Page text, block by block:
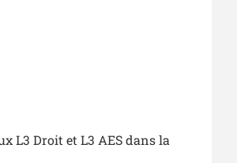
L3 Droit et L3 AES dans la